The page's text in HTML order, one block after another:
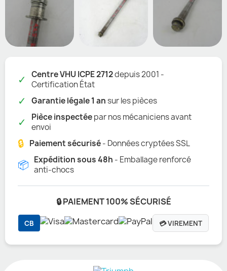
✓ Centre VHU ICPE 2712depuis 2001 -
Certification État
✓ Garantie légale 1 ansur les pièces
✓ Pièce inspectéepar nos mécaniciens avant
envoi
🔒 Paiement sécurisé- Données cryptées SSL
📦 Expédition sous 48h - Emballage renforcé
anti-chocs
🔒 PAIEMENT 100% SÉCURISÉ
CB 💳 VIREMENT